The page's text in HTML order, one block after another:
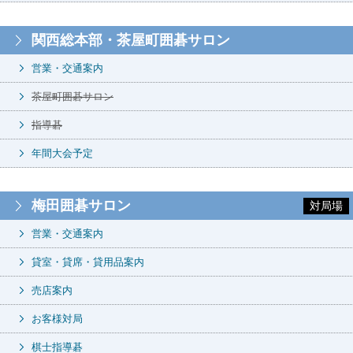
関西総本部・茶屋町囲碁サロン
営業・交通案内
茶屋町囲碁サロン
指導碁
年間大会予定
梅田囲碁サロン 対局場
営業・交通案内
貸室・貸席・貸用品案内
売店案内
お客様対局
棋士指導碁